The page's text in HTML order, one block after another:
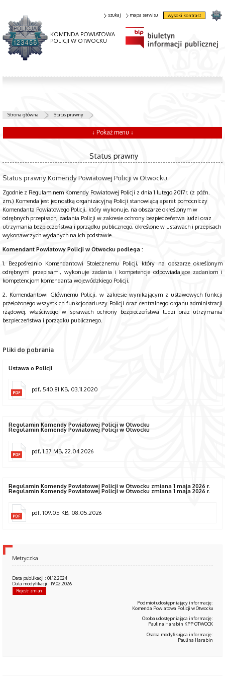
KOMENDA POWIATOWA
POLICJI W OTWOCKU
szukaj mapa serwisu wysoki kontrast
Strona główna Status prawny
↓ Pokaż menu ↓
Status prawny
Status prawny Komendy Powiatowej Policji w Otwocku
Zgodnie z Regulaminem Komendy Powiatowej Policji z dnia 1 lutego 2017r. (z późn.
zm.) Komenda jest jednostką organizacyjną Policji stanowiącą aparat pomocniczy
Komendanta Powiatowego Policji, który wykonuje, na obszarze określonym w
odrębnych przepisach, zadania Policji w zakresie ochrony bezpieczeństwa ludzi oraz
utrzymania bezpieczeństwa i porządku publicznego, określone w ustawach i przepisach
wykonawczych wydanych na ich podstawie.
Komendant Powiatowy Policji w Otwocku podlega :
1. Bezpośrednio Komendantowi Stołecznemu Policji, który na obszarze określonym
odrębnymi przepisami, wykonuje zadania i kompetencje odpowiadające zadaniom i
kompetencjom komendanta wojewódzkiego Policji.
2. Komendantowi Głównemu Policji, w zakresie wynikającym z ustawowych funkcji
przełożonego wszystkich funkcjonariuszy Policji oraz centralnego organu administracji
rządowej, właściwego w sprawach ochrony bezpieczeństwa ludzi oraz utrzymania
bezpieczeństwa i porządku publicznego.
Pliki do pobrania
Ustawa o Policji
pdf, 540.81 KB, 03.11.2020
Regulamin Komendy Powiatowej Policji w Otwocku
Regulamin Komendy Powiatowej Policji w Otwocku
pdf, 1.37 MB, 22.04.2026
Regulamin Komendy Powiatowej Policji w Otwocku zmiana 1 maja 2026 r.
Regulamin Komendy Powiatowej Policji w Otwocku zmiana 1 maja 2026 r.
pdf, 109.05 KB, 08.05.2026
Metryczka
Data publikacji : 01.12.2024
Data modyfikacji : 19.02.2026
Rejestr zmian
Podmiot udostępniający informację:
Komenda Powiatowa Policji w Otwocku
Osoba udostępniająca informację:
Paulina Harabin KPP OTWOCK
Osoba modyfikująca informację:
Paulina Harabin